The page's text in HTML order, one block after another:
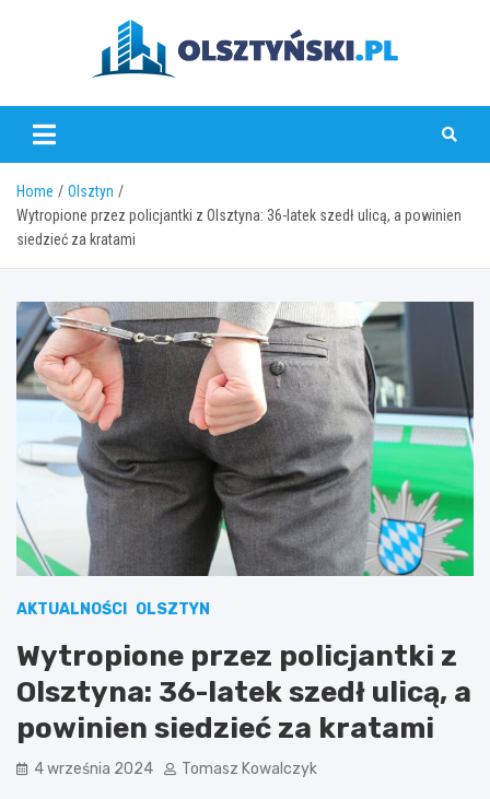
olsztynski.pl
Home
Olsztyn
Wytropione przez policjantki z Olsztyna: 36-latek szedł ulicą, a powinien
siedzieć za kratami
AKTUALNOŚCI OLSZTYN
Wytropione przez policjantki z
Olsztyna: 36-latek szedł ulicą, a
powinien siedzieć za kratami
4 września 2024 Tomasz Kowalczyk